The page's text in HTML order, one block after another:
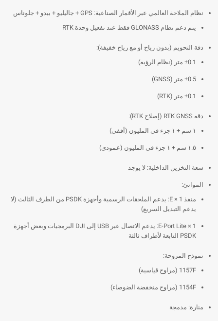
نظام الملاحة العالمي عبر الأقمار الصناعية: GPS + جاليليو + بيدو + جلوناس
يتم دعم نظام GLONASS فقط عند تفعيل وحدة RTK
دقة التحويم (بدون رياح أو مع رياح خفيفة):
±0.1 متر (نظام الرؤية)
±0.5 متر (GNSS)
±0.1 متر (RTK)
دقة RTK GNSS (إصلاح RTK):
١ سم + ١ جزء في المليون (أفقي)
١.٥ سم + ١ جزء في المليون (عمودي)
سعة التخزين الداخلية: لا يوجد
الموانئ:
منفذ E × 1: يدعم الملحقات الرسمية وأجهزة PSDK من الطرف الثالث (لا
يدعم التبديل السريع)
E-Port Lite × 1: يدعم الاتصال عبر USB إلى DJI البرمجيات وبعض أجهزة
PSDK التابعة لأطراف ثالثة
نموذج المروحة:
1157F (مراوح قياسية)
1154F (مراوح منخفضة الضوضاء)
منارة: مدمجة